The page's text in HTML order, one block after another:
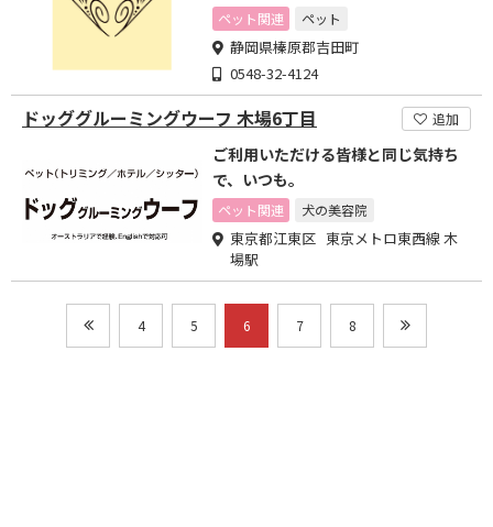
さい
ペット関連 ペット
静岡県榛原郡吉田町
0548-32-4124
ドッググルーミングウーフ 木場6丁目 追加
ご利用いただける皆様と同じ気持ち
で、いつも。
ペット関連 犬の美容院
東京都江東区 東京メトロ東西線 木
場駅
4 5 6 7 8